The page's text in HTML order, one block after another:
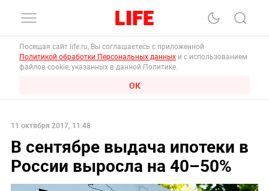
Посещая сайт life.ru, Вы соглашаетесь с приложенной
Политикой обработки Персональных данных и с использованием
файлов cookie, указанных в данной Политике.
ОК
11 октября 2017, 11:48
В сентябре выдача ипотеки в
России выросла на 40–50%